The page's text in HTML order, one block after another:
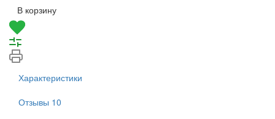
В корзину
Характеристики
Отзывы 10